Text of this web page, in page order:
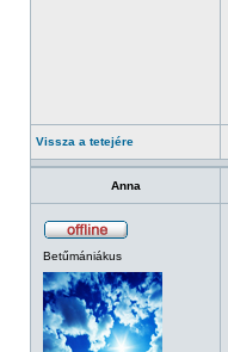
Vissza a tetejére
Anna
Betűmániákus